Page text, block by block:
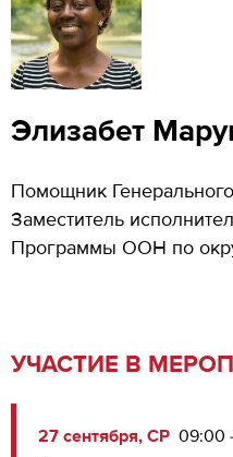
Элизабет
Помощник
Заместитель
Программы ООН по
УЧАСТИЕ В
27 сентября, СР 09:00